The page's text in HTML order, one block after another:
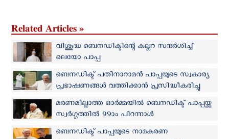
Related Articles »
വിശുദ്ധ ബെനഡിക്ടിന്റെ കല്ലറ സന്ദര്‍ശിച്ച്
ലെയോ പാപ്പ
ബെനഡിക്ട് പതിനാറാമന്‍ പാപ്പയുടെ സ്വകാര്യ
പ്രഭാഷണങ്ങള്‍ വത്തിക്കാൻ പ്രസിദ്ധീകരിച്ചു
മരണമില്ലാത്ത ഓര്‍മ്മയില്‍ ബെനഡിക്ട് പാപ്പയ്ക്കു
സ്വര്‍ഗ്ഗത്തില്‍ 99ാം പിറന്നാള്‍
ബെനഡിക്ട് പാപ്പയുടെ നാമകരണ